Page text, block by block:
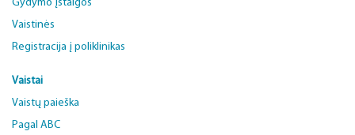
Gydymo įstaigos
Vaistinės
Registracija į poliklinikas
Vaistai
Vaistų paieška
Pagal ABC